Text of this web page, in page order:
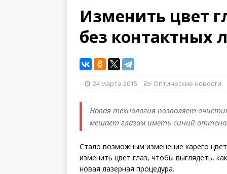
Изменить цвет
без контактных
24 марта 2015 Оптические новости
Новая технология позволяет
мешает глазам иметь синий
Стало возможным изменение карего
изменить цвет глаз, чтобы выглядеть,
новая лазерная процедура.